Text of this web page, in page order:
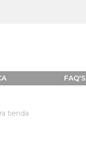
FAQ'S
tienda